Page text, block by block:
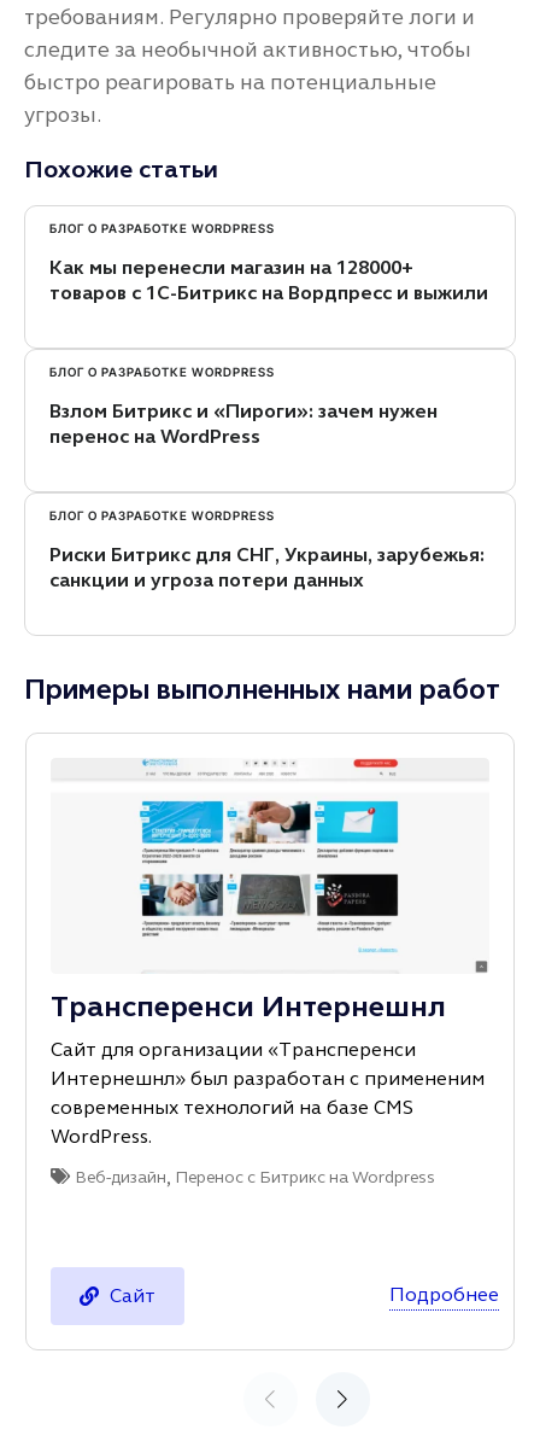
требованиям. Регулярно проверяйте логи и
следите за необычной активностью, чтобы
быстро реагировать на потенциальные
угрозы.
Похожие статьи
БЛОГ О РАЗРАБОТКЕ WORDPRESS
Как мы перенесли магазин на 128000+
товаров с 1С-Битрикс на Вордпресс и выжили
БЛОГ О РАЗРАБОТКЕ WORDPRESS
Взлом Битрикс и «Пироги»: зачем нужен
перенос на WordPress
БЛОГ О РАЗРАБОТКЕ WORDPRESS
Риски Битрикс для СНГ, Украины, зарубежья:
санкции и угроза потери данных
Примеры выполненных нами работ
Трансперенси Интернешнл
Сайт для организации «Трансперенси
Интернешнл» был разработан с примененим
современных технологий на базе CMS
WordPress.
Веб-дизайн, Перенос с Битрикс на Wordpress
Сайт Подробнее